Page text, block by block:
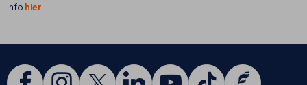
info hier.